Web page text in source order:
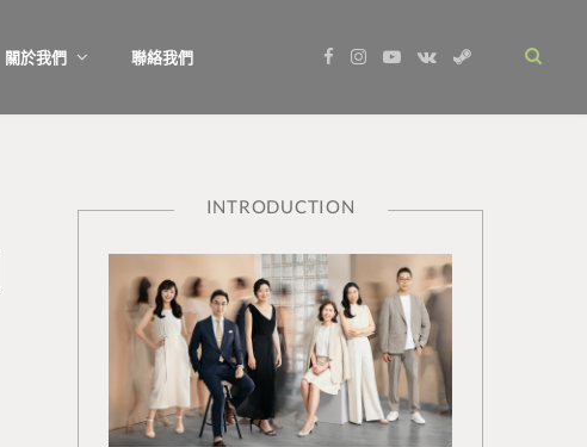
關於我們 聯絡我們
I
Y
V
S
INTRODUCTION